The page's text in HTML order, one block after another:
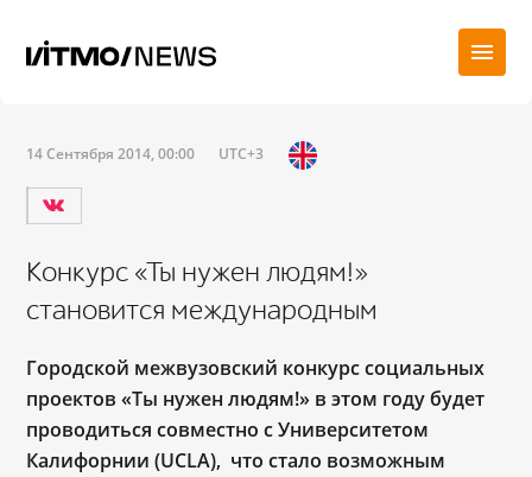
14 Сентября 2014, 00:00 UTC+3
Конкурс «Ты нужен людям!»
становится международным
Городской межвузовский конкурс социальных
проектов «Ты нужен людям!» в этом году будет
проводиться совместно с Университетом
Калифорнии (UCLA), что стало возможным